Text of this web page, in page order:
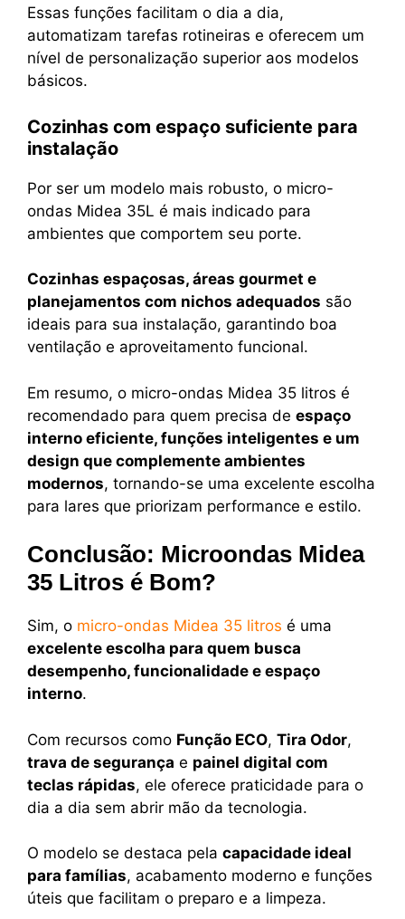
Essas funções facilitam o dia a dia,
automatizam tarefas rotineiras e oferecem um
nível de personalização superior aos modelos
básicos.
Cozinhas com espaço suficiente para
instalação
Por ser um modelo mais robusto, o micro-
ondas Midea 35L é mais indicado para
ambientes que comportem seu porte.
Cozinhas espaçosas, áreas gourmet e
planejamentos com nichos adequados são
ideais para sua instalação, garantindo boa
ventilação e aproveitamento funcional.
Em resumo, o micro-ondas Midea 35 litros é
recomendado para quem precisa de espaço
interno eficiente, funções inteligentes e um
design que complemente ambientes
modernos, tornando-se uma excelente escolha
para lares que priorizam performance e estilo.
Conclusão: Microondas Midea
35 Litros é Bom?
Sim, o micro-ondas Midea 35 litros é uma
excelente escolha para quem busca
desempenho, funcionalidade e espaço
interno.
Com recursos como Função ECO, Tira Odor,
trava de segurança e painel digital com
teclas rápidas, ele oferece praticidade para o
dia a dia sem abrir mão da tecnologia.
O modelo se destaca pela capacidade ideal
para famílias, acabamento moderno e funções
úteis que facilitam o preparo e a limpeza.